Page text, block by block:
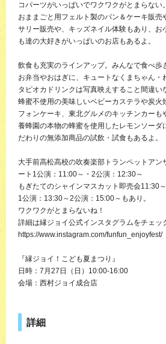
コパーツがいっぱいでワクワクがとまらない。
おままごと用フェルト製のパン＆ケーキ販売
サリー販売や、キッズネイル体験もあり、お
も達の大好きがいっぱいのお店もあるよ。
飲食も充実のラインアップ。みんなで食べ歩
お弁当やおはぎに、キュートなくまちゃん・
タピオカドリンクは写真映えすること間違い
蜂蜜不使用の美味しいベビーカステラや炭火
フォンケーキ、東北グルメのキッチンカーも
養蜂園の本物の蜂蜜を使用したレモンソーダ
だわりの無添加商品の試飲・試食もあるよ。
大手前高松高校の吹奏楽部トランペットアン
ート1公演：11:00～・2公演：12:30～
もぎたてのシャインマスカット即売会11:30
1公演：13:30～2公演：15:00～もあり。
ワクワクがとまらないね！
詳細は縁ジョイ公式インスタグラムをチェッ
https://www.instagram.com/funfun_enjoyfest/
『縁ジョイ！こども夏まつり』
日時：7月27日（日）10:00-16:00
会場：西村ジョイ成合店
詳細